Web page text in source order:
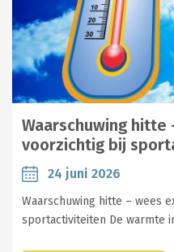
Waarschuwing hitte
voorzichtig bij
24 juni 2026
Waarschuwing hitte – wees
sportactiviteiten De warmte